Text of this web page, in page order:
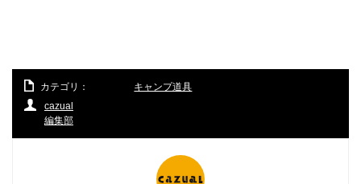
カテゴリ：
キャンプ道具
cazual
編集部